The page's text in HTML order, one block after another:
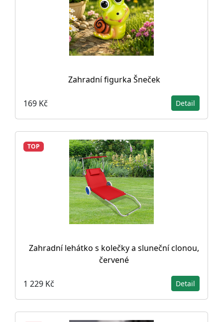
Zahradní figurka Šneček
169 Kč Detail
TOP
Zahradní lehátko s kolečky a sluneční clonou,
červené
1 229 Kč Detail